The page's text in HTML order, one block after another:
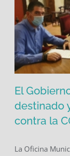
El
El
destinado
contra la
La Oficina